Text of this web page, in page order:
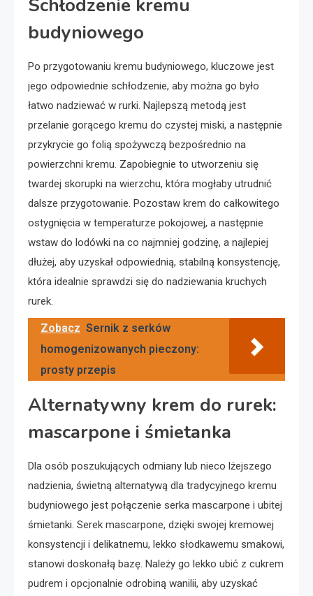
Schłodzenie kremu
budyniowego
Po przygotowaniu kremu budyniowego, kluczowe jest
jego odpowiednie schłodzenie, aby można go było
łatwo nadziewać w rurki. Najlepszą metodą jest
przelanie gorącego kremu do czystej miski, a następnie
przykrycie go folią spożywczą bezpośrednio na
powierzchni kremu. Zapobiegnie to utworzeniu się
twardej skorupki na wierzchu, która mogłaby utrudnić
dalsze przygotowanie. Pozostaw krem do całkowitego
ostygnięcia w temperaturze pokojowej, a następnie
wstaw do lodówki na co najmniej godzinę, a najlepiej
dłużej, aby uzyskał odpowiednią, stabilną konsystencję,
która idealnie sprawdzi się do nadziewania kruchych
rurek.
Zobacz Sernik z serków
homogenizowanych pieczony:
prosty przepis
Alternatywny krem do rurek:
mascarpone i śmietanka
Dla osób poszukujących odmiany lub nieco lżejszego
nadzienia, świetną alternatywą dla tradycyjnego kremu
budyniowego jest połączenie serka mascarpone i ubitej
śmietanki. Serek mascarpone, dzięki swojej kremowej
konsystencji i delikatnemu, lekko słodkawemu smakowi,
stanowi doskonałą bazę. Należy go lekko ubić z cukrem
pudrem i opcjonalnie odrobiną wanilii, aby uzyskać